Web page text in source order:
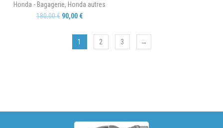
Honda - Bagagerie, Honda autres
180,00€ 90,00 €
1 2 3 →